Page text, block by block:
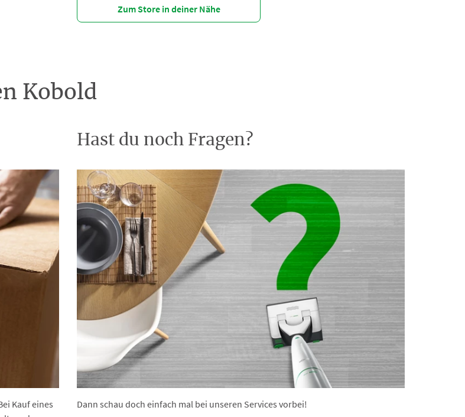
Zum Store in deiner Nähe
Kobold
Kauf eines
Hast du noch Fragen?
Dann schau doch einfach mal bei unseren Services vorbei!